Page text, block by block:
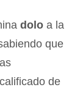
dolo a la
que
de